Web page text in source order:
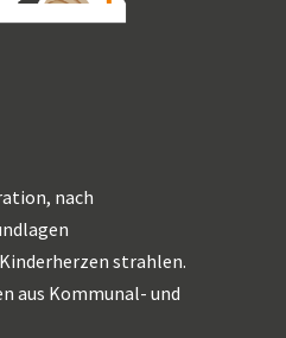
nach
strahlen.
aus Kommunal- und